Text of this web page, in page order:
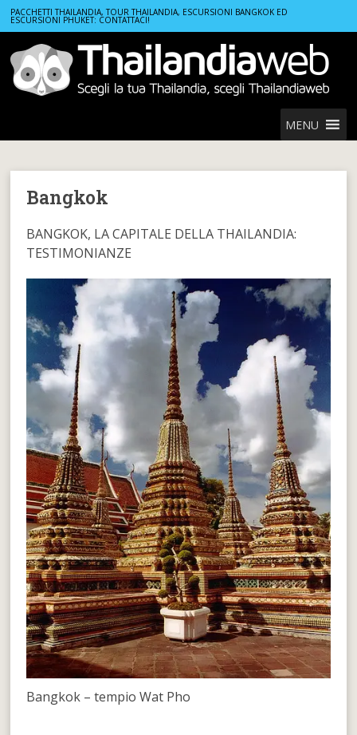
PACCHETTI THAILANDIA, TOUR THAILANDIA, ESCURSIONI BANGKOK ED
ESCURSIONI PHUKET: CONTATTACI!
MENU
Home Località Thailandia Bangkok
Bangkok
BANGKOK, LA CAPITALE DELLA THAILANDIA:
TESTIMONIANZE
Bangkok – tempio Wat Pho